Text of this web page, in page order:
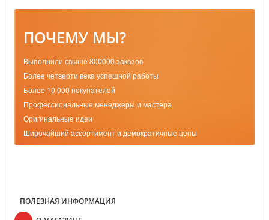
ПОЧЕМУ МЫ?
Выполнили свыше 800000 заказов
Более четверти века успешной работы
Более 10 000 покупателей
Профессиональные менеджеры и мастера
Оригинальные идеи
Широчайший ассортимент и демократичные цены
ПОЛЕЗНАЯ ИНФОРМАЦИЯ